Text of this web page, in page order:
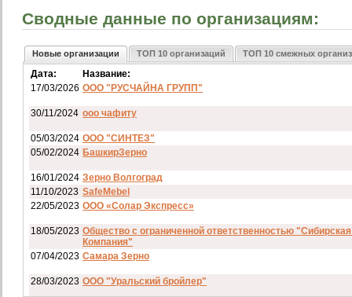
Сводные данные по организациям:
Новые организации ТОП 10 организаций ТОП 10 смежных
Дата:
Название:
17/03/2026 ООО "РУСЧАЙНА ГРУПП"
30/11/2024 ооо чафиту
05/03/2024 ООО "СИНТЕЗ"
05/02/2024 БашкирЗерно
16/01/2024 Зерно Волгоград
11/10/2023 SafeMebel
22/05/2023 ООО «Солар Экспресс»
18/05/2023 Общество с ограниченной ответственностью
Компания"
07/04/2023 Самара Зерно
28/03/2023 ООО "Уральский бройлер"